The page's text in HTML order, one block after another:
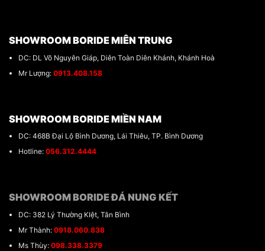
SHOWROOM BORIDE MIÊN TRUNG
DC: DL Võ Nguyên Giáp, Diên Toàn Diên Khánh, Khánh Hoà
Mr Lượng: 0913.408.158
SHOWROOM BORIDE MIỀN NAM
DC: 468B Đại Lộ Bình Dương, Lái Thiêu, TP. Bình Dương
Hotline: 056.312.4444
SHOWROOM BORIDE ĐÁ NUNG KẾT
DC: 382 Lý Thường KIệt, Tân Bình
Mr Thành: 0918.060.838
Ms Thùy: 098.338.3379